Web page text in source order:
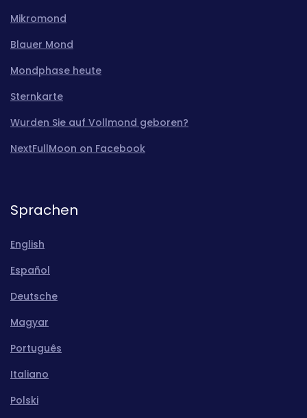
Mikromond
Blauer Mond
Mondphase heute
Sternkarte
Wurden Sie auf Vollmond geboren?
NextFullMoon on Facebook
Sprachen
English
Español
Deutsche
Magyar
Português
Italiano
Polski